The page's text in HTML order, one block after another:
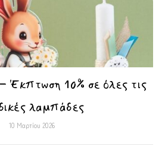
Έκπτωση 10% σε όλες τις
λαμπάδες
10 Μαρτίου 2026